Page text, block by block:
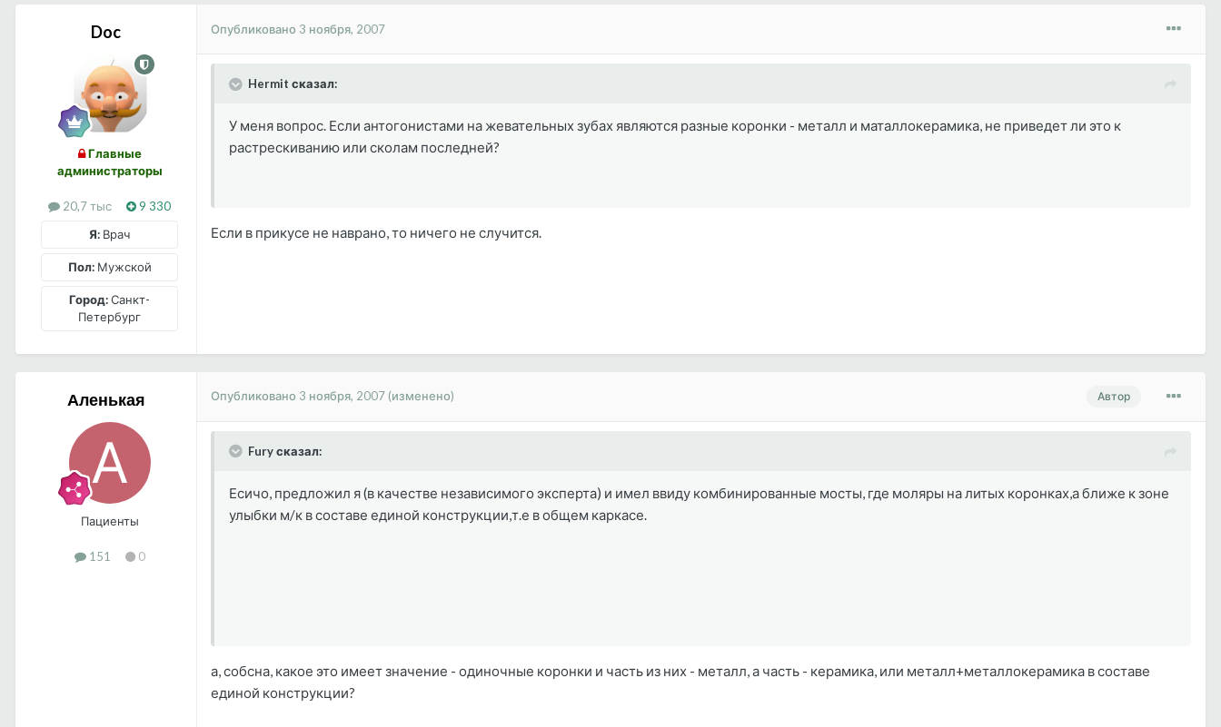
Doc
Главные
администраторы
20,7 тыс
9 330
Я: Врач
Пол:Мужской
Город:Санкт-
Петербург
Опубликовано 3 ноября, 2007
Hermit сказал:
У меня вопрос. Если антогонистами на жевательных зубах являются разные коронки - металл и маталлокерамика, не приведет ли это к
растрескиванию или сколам последней?
Если в прикусе не наврано, то ничего не случится.
Аленькая
Пациенты
151 0
Автор
Опубликовано 3 ноября, 2007 (изменено)
Fury сказал:
Есичо, предложил я (в качестве независимого эксперта) и имел ввиду комбинированные мосты, где моляры на литых коронках,а ближе к зоне
улыбки м/к в составе единой конструкции,т.е в общем каркасе.
а, собсна, какое это имеет значение - одиночные коронки и часть из них - металл, а часть - керамика, или металл+металлокерамика в составе
единой конструкции?